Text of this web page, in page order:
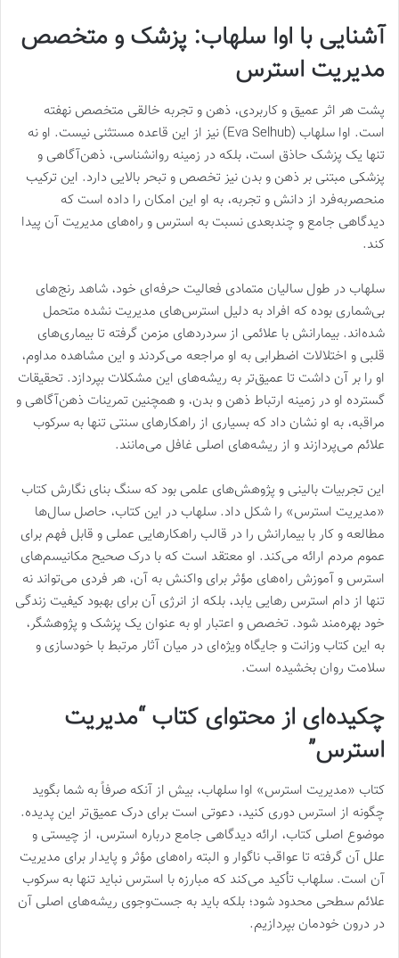
آشنایی با اوا سلهاب: پزشک و متخصص
مدیریت استرس
پشت هر اثر عمیق و کاربردی، ذهن و تجربه خالقی متخصص نهفته
است. اوا سلهاب (Eva Selhub) نیز از این قاعده مستثنی نیست. او نه
تنها یک پزشک حاذق است، بلکه در زمینه روانشناسی، ذهن‌آگاهی و
پزشکی مبتنی بر ذهن و بدن نیز تخصص و تبحر بالایی دارد. این ترکیب
منحصربه‌فرد از دانش و تجربه، به او این امکان را داده است که
دیدگاهی جامع و چندبعدی نسبت به استرس و راه‌های مدیریت آن پیدا
کند.
سلهاب در طول سالیان متمادی فعالیت حرفه‌ای خود، شاهد رنج‌های
بی‌شماری بوده که افراد به دلیل استرس‌های مدیریت نشده متحمل
شده‌اند. بیمارانش با علائمی از سردردهای مزمن گرفته تا بیماری‌های
قلبی و اختلالات اضطرابی به او مراجعه می‌کردند و این مشاهده مداوم،
او را بر آن داشت تا عمیق‌تر به ریشه‌های این مشکلات بپردازد. تحقیقات
گسترده او در زمینه ارتباط ذهن و بدن، و همچنین تمرینات ذهن‌آگاهی و
مراقبه، به او نشان داد که بسیاری از راهکارهای سنتی تنها به سرکوب
علائم می‌پردازند و از ریشه‌های اصلی غافل می‌مانند.
این تجربیات بالینی و پژوهش‌های علمی بود که سنگ بنای نگارش کتاب
«مدیریت استرس» را شکل داد. سلهاب در این کتاب، حاصل سال‌ها
مطالعه و کار با بیمارانش را در قالب راهکارهایی عملی و قابل فهم برای
عموم مردم ارائه می‌کند. او معتقد است که با درک صحیح مکانیسم‌های
استرس و آموزش راه‌های مؤثر برای واکنش به آن، هر فردی می‌تواند نه
تنها از دام استرس رهایی یابد، بلکه از انرژی آن برای بهبود کیفیت زندگی
خود بهره‌مند شود. تخصص و اعتبار او به عنوان یک پزشک و پژوهشگر،
به این کتاب وزانت و جایگاه ویژه‌ای در میان آثار مرتبط با خودسازی و
سلامت روان بخشیده است.
چکیده‌ای از محتوای کتاب “مدیریت
استرس”
کتاب «مدیریت استرس» اوا سلهاب، بیش از آنکه صرفاً به شما بگوید
چگونه از استرس دوری کنید، دعوتی است برای درک عمیق‌تر این پدیده.
موضوع اصلی کتاب، ارائه دیدگاهی جامع درباره استرس، از چیستی و
علل آن گرفته تا عواقب ناگوار و البته راه‌های مؤثر و پایدار برای مدیریت
آن است. سلهاب تأکید می‌کند که مبارزه با استرس نباید تنها به سرکوب
علائم سطحی محدود شود؛ بلکه باید به جست‌وجوی ریشه‌های اصلی آن
در درون خودمان بپردازیم.